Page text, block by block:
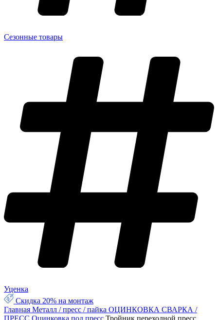
Сезонные товары
Уценка
Скидка 20% на монтаж
Главная Металл / пресс / пайка ОЦИНКОВКА СВАРКА /
ПРЕСС Оцинковка под пресс Тройник переходной пресс